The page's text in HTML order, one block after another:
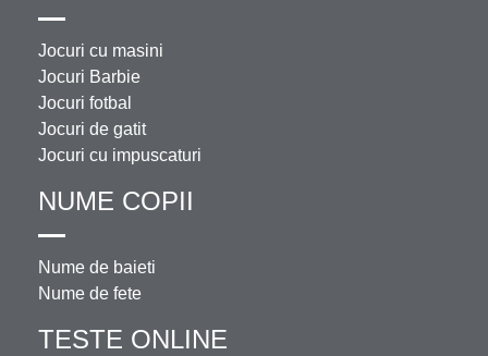
Jocuri cu masini
Jocuri Barbie
Jocuri fotbal
Jocuri de gatit
Jocuri cu impuscaturi
NUME COPII
Nume de baieti
Nume de fete
TESTE ONLINE